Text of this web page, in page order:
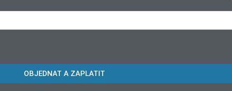
OBJEDNAT A ZAPLATIT